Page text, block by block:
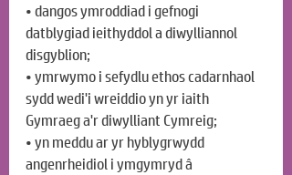
• dangos ymroddiad i gefnogi
datblygiad ieithyddol a diwylliannol
disgyblion;
• ymrwymo i sefydlu ethos cadarnhaol
sydd wedi'i wreiddio yn yr iaith
Gymraeg a'r diwylliant Cymreig;
• yn meddu ar yr hyblygrwydd
angenrheidiol i ymgymryd â